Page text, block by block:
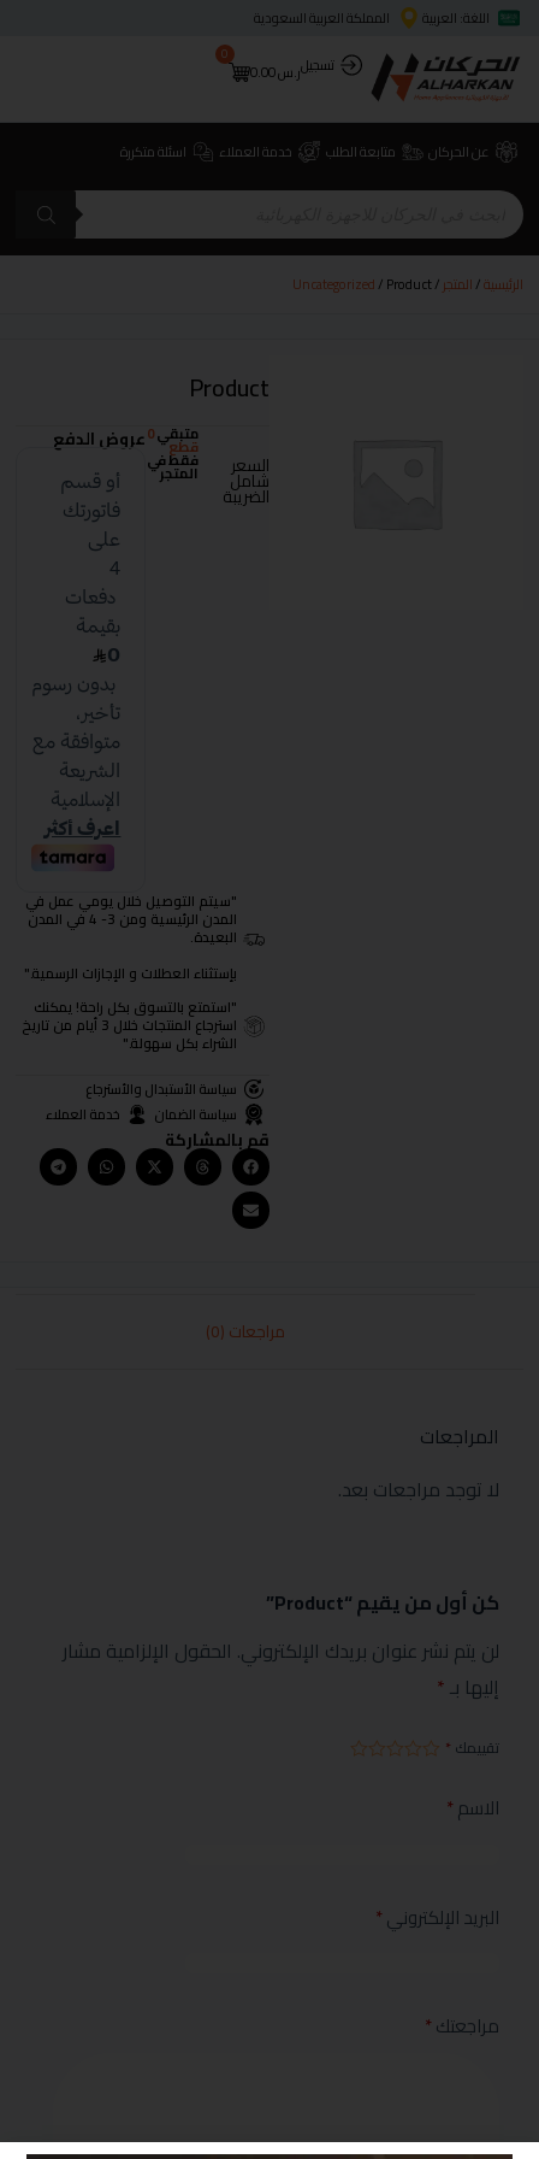
اللغة: العربية
المملكة العربية السعودية
تسجيلر.س0.00
0
عن الحركان متابعة الطلب خدمة العملاء اسئلة متكررة
الرئيسية/المتجر/
Uncategorized/ Product
Product
السعر
شامل
الضريبة
متبقي0
قطع
فقط في
المتجر
عروض الدفع
"سيتم التوصيل خلال يومي عمل في
المدن الرئيسية ومن 3- 4 في المدن
البعيدة.
بإستثناء العطلات و الإجازات الرسمية."
"استمتع بالتسوق بكل راحة! يمكنك
استرجاع المنتجات خلال 3 أيام من تاريخ
الشراء بكل سهولة."
سياسة الأستبدال والأسترجاع
سياسة الضمان
خدمة العملاء
قم بالمشاركة
مراجعات (0)
المراجعات
لا توجد مراجعات بعد.
كن أول من يقيم “Product”
لن يتم نشر عنوان بريدك الإلكتروني. الحقول الإلزامية مشار
إليها بـ*
تقييمك *
الاسم*
البريد الإلكتروني*
مراجعتك*